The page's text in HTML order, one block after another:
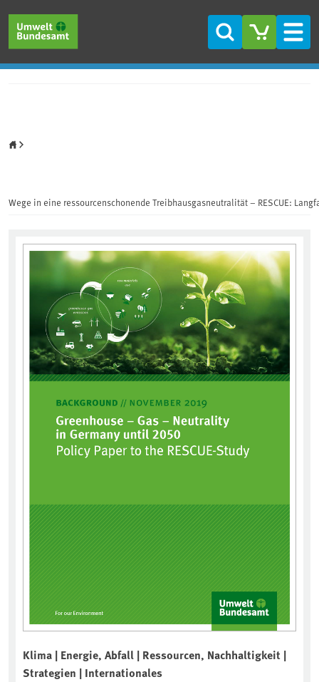
Suche
Wege in eine ressourcenschonende Treibhausgasneutralität – RESCUE:
Klima | Energie, Abfall | Ressourcen, Nachhaltigkeit |
Strategien | Internationales